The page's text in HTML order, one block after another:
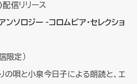
信リリース
アンソロジー -コロムビア・セレクショ
定）
の唄と小泉今日子による朗読と、エ